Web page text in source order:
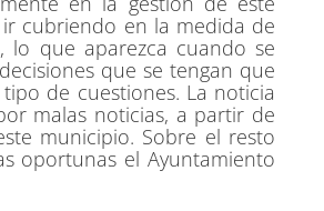
cubriendo en la medida de
lo que aparezca cuando se
que se tengan que
de cuestiones. La noticia
malas noticias, a partir de
municipio. Sobre el resto
oportunas el Ayuntamiento